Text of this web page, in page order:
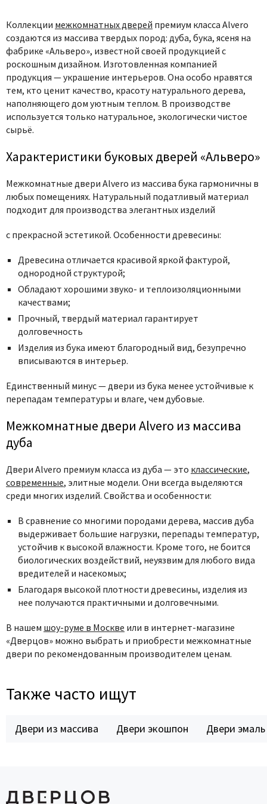
Коллекции межкомнатных дверей премиум класса Alvero
создаются из массива твердых пород: дуба, бука, ясеня на
фабрике «Альверо», известной своей продукцией с
роскошным дизайном. Изготовленная компанией
продукция — украшение интерьеров. Она особо нравятся
тем, кто ценит качество, красоту натурального дерева,
наполняющего дом уютным теплом. В производстве
используется только натуральное, экологически чистое
сырьё.
Характеристики буковых дверей «Альверо»
Межкомнатные двери Alvero из массива бука гармоничны в
любых помещениях. Натуральный податливый материал
подходит для производства элегантных изделий
с прекрасной эстетикой. Особенности древесины:
Древесина отличается красивой яркой фактурой,
однородной структурой;
Обладают хорошими звуко- и теплоизоляционными
качествами;
Прочный, твердый материал гарантирует
долговечность
Изделия из бука имеют благородный вид, безупречно
вписываются в интерьер.
Единственный минус — двери из бука менее устойчивые к
перепадам температуры и влаге, чем дубовые.
Межкомнатные двери Alvero из массива
дуба
Двери Alvero премиум класса из дуба — это классические,
современные, элитные модели. Они всегда выделяются
среди многих изделий. Свойства и особенности:
В сравнение со многими породами дерева, массив дуба
выдерживает большие нагрузки, перепады температур,
устойчив к высокой влажности. Кроме того, не боится
биологических воздействий, неуязвим для любого вида
вредителей и насекомых;
Благодаря высокой плотности древесины, изделия из
нее получаются практичными и долговечными.
В нашем шоу-руме в Москве или в интернет-магазине
«Дверцов» можно выбрать и приобрести межкомнатные
двери по рекомендованным производителем ценам.
Также часто ищут
Двери из массива Двери экошпон Двери эмаль